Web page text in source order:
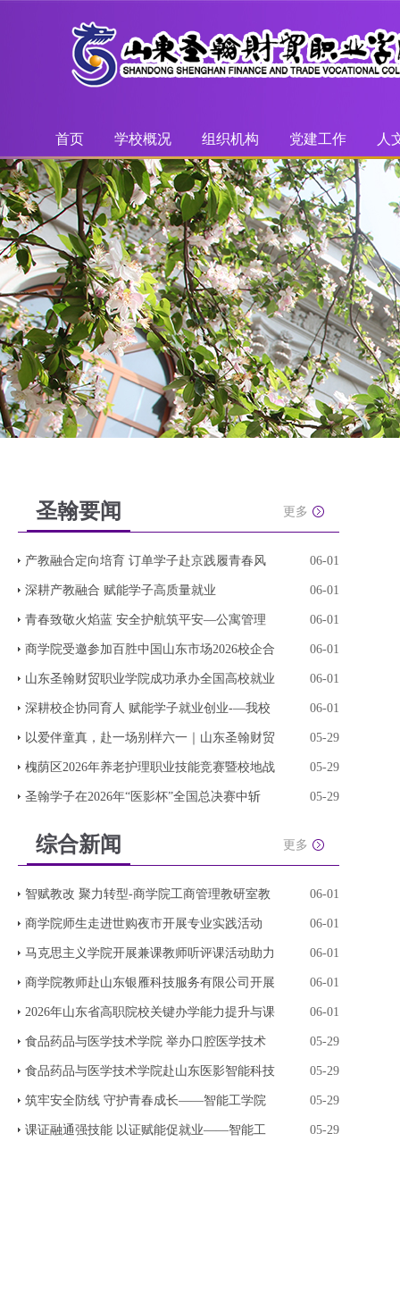
首页 学校概况 组织机构 党建工作 人
圣翰要闻 更多
产教融合定向培育 订单学子赴京践履青春风 06-01
深耕产教融合 赋能学子高质量就业 06-01
青春致敬火焰蓝 安全护航筑平安—公寓管理 06-01
商学院受邀参加百胜中国山东市场2026校企合 06-01
山东圣翰财贸职业学院成功承办全国高校就业 06-01
深耕校企协同育人 赋能学子就业创业-—我校 06-01
以爱伴童真，赴一场别样六一｜山东圣翰财贸 05-29
槐荫区2026年养老护理职业技能竞赛暨校地战 05-29
圣翰学子在2026年“医影杯”全国总决赛中斩 05-29
综合新闻 更多
智赋教改 聚力转型-商学院工商管理教研室教 06-01
商学院师生走进世购夜市开展专业实践活动 06-01
马克思主义学院开展兼课教师听评课活动助力 06-01
商学院教师赴山东银雁科技服务有限公司开展 06-01
2026年山东省高职院校关键办学能力提升与课 06-01
食品药品与医学技术学院 举办口腔医学技术 05-29
食品药品与医学技术学院赴山东医影智能科技 05-29
筑牢安全防线 守护青春成长——智能工学院 05-29
课证融通强技能 以证赋能促就业——智能工 05-29